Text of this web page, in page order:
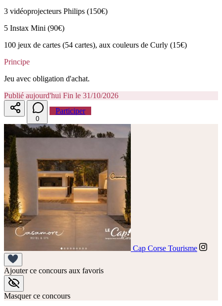
3 vidéoprojecteurs Philips (150€)
5 Instax Mini (90€)
100 jeux de cartes (54 cartes), aux couleurs de Curly (15€)
Principe
Jeu avec obligation d'achat.
Publié aujourd'hui Fin le 31/10/2026
0
Participer
Cap Corse Tourisme
Ajouter ce concours aux favoris
Masquer ce concours